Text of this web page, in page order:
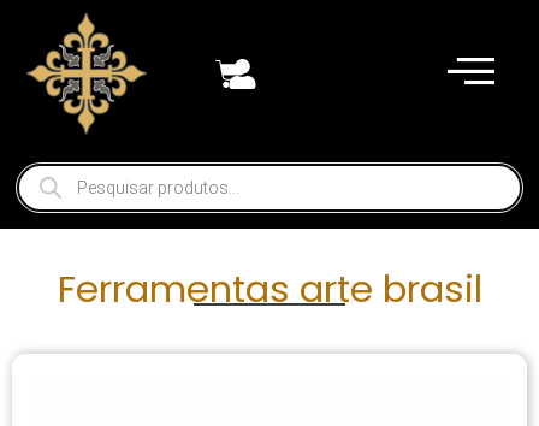
Ferramentas arte brasil